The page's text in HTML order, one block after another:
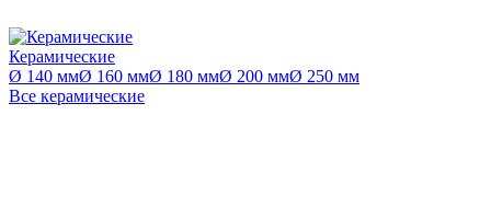
Керамические
Ø 140 ммØ 160 ммØ 180 ммØ 200 ммØ 250 мм
Все керамические